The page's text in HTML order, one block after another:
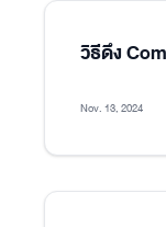
วิธีดึง
Nov. 13, 2024